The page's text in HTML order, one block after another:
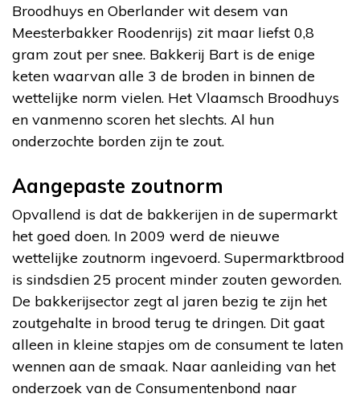
Broodhuys en Oberlander wit desem van
Meesterbakker Roodenrijs) zit maar liefst 0,8
gram zout per snee. Bakkerij Bart is de enige
keten waarvan alle 3 de broden in binnen de
wettelijke norm vielen. Het Vlaamsch Broodhuys
en vanmenno scoren het slechts. Al hun
onderzochte borden zijn te zout.
Aangepaste zoutnorm
Opvallend is dat de bakkerijen in de supermarkt
het goed doen. In 2009 werd de nieuwe
wettelijke zoutnorm ingevoerd. Supermarktbrood
is sindsdien 25 procent minder zouten geworden.
De bakkerijsector zegt al jaren bezig te zijn het
zoutgehalte in brood terug te dringen. Dit gaat
alleen in kleine stapjes om de consument te laten
wennen aan de smaak. Naar aanleiding van het
onderzoek van de Consumentenbond naar